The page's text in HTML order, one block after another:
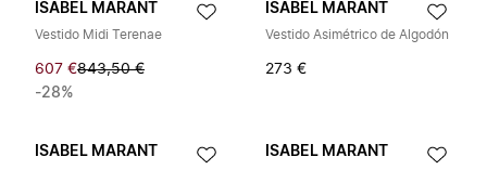
ISABEL MARANT
Vestido Midi Terenae
607 €843,50 €
-28%
ISABEL MARANT
Vestido Asimétrico de Algodón
273 €
ISABEL MARANT ISABEL MARANT